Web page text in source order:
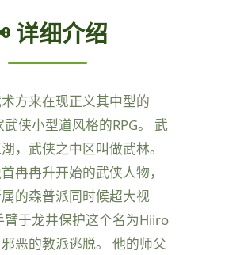
详细介绍
方来在现正义其中型的
侠小型道风格的RPG。 武
，武侠之中区叫做武林。
冉冉升开始的武侠人物，
的森普派同时候超大视
臂于龙井保护这个名为Hiiro
恶的教派逃脱。 他的师父